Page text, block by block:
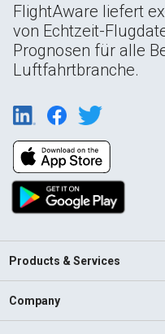
FlightAware liefert
von Echtzeit-
Prognosen für alle
Luftfahrtbranche.
Products & Services
Company